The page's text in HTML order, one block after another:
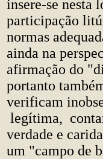
insere-se nesta
participação
normas
ainda na
afirmação do
portanto
verificam
legítima,
verdade e
um "campo de